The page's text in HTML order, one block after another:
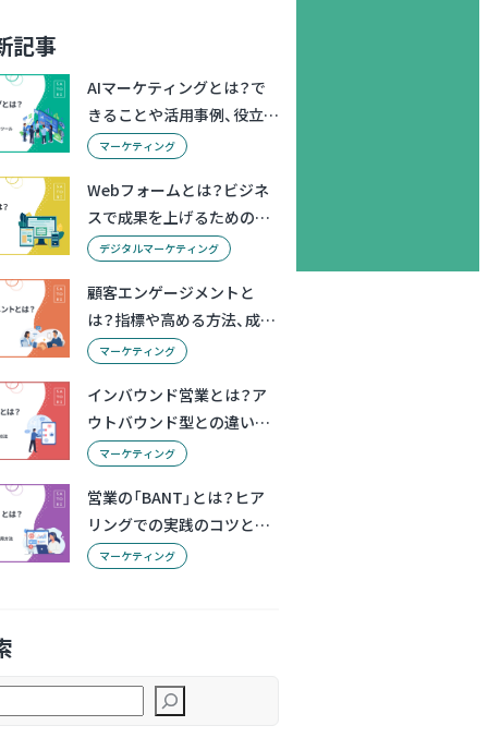
記事
AIマーケティングとは？で
きることや活用事例、役立つ
ツール
マーケティング
Webフォームとは？ビジネ
スで成果を上げるための基
礎知識とポイント
デジタルマーケティング
顧客エンゲージメントと
は？指標や高める方法、成功
事例マーケティング
インバウンド営業とは？ア
ウトバウンド型との違いと
成功法
マーケティング
営業の「BANT」とは？ヒア
リングでの実践のコツと活
用方法
マーケティング